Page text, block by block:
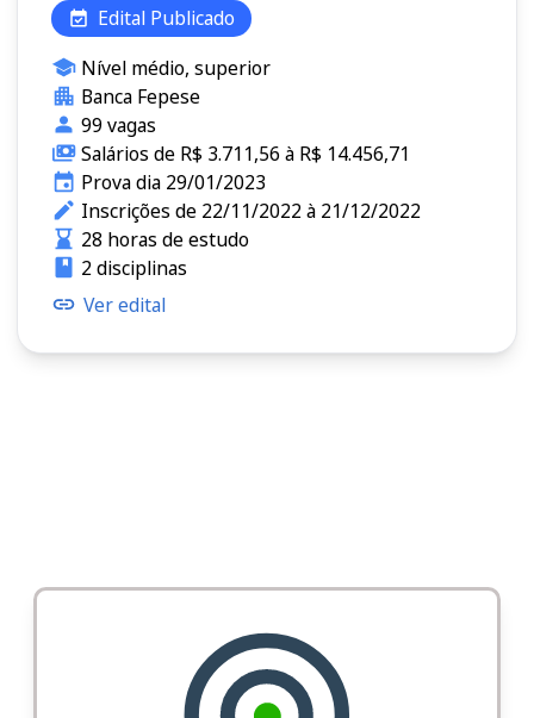
Edital Publicado
Nível médio, superior
Banca Fepese
99 vagas
Salários de R$ 3.711,56 à R$ 14.456,71
Prova dia 29/01/2023
Inscrições de 22/11/2022 à 21/12/2022
28 horas de estudo
2 disciplinas
Ver edital